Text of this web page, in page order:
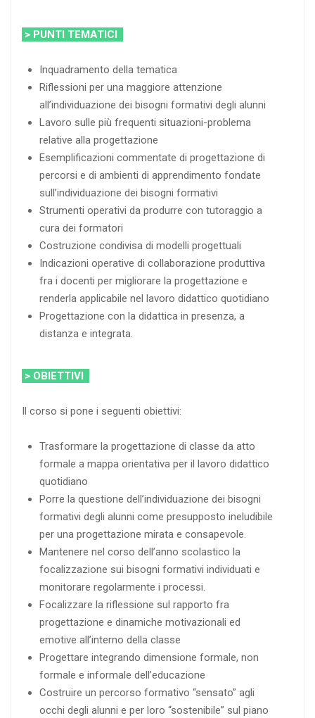
> PUNTI TEMATICI
Inquadramento della tematica
Riflessioni per una maggiore attenzione
all’individuazione dei bisogni formativi degli alunni
Lavoro sulle più frequenti situazioni-problema
relative alla progettazione
Esemplificazioni commentate di progettazione di
percorsi e di ambienti di apprendimento fondate
sull’individuazione dei bisogni formativi
Strumenti operativi da produrre con tutoraggio a
cura dei formatori
Costruzione condivisa di modelli progettuali
Indicazioni operative di collaborazione produttiva
fra i docenti per migliorare la progettazione e
renderla applicabile nel lavoro didattico quotidiano
Progettazione con la didattica in presenza, a
distanza e integrata.
> OBIETTIVI
Il corso si pone i seguenti obiettivi:
Trasformare la progettazione di classe da atto
formale a mappa orientativa per il lavoro didattico
quotidiano
Porre la questione dell’individuazione dei bisogni
formativi degli alunni come presupposto ineludibile
per una progettazione mirata e consapevole.
Mantenere nel corso dell’anno scolastico la
focalizzazione sui bisogni formativi individuati e
monitorare regolarmente i processi.
Focalizzare la riflessione sul rapporto fra
progettazione e dinamiche motivazionali ed
emotive all’interno della classe
Progettare integrando dimensione formale, non
formale e informale dell’educazione
Costruire un percorso formativo “sensato” agli
occhi degli alunni e per loro “sostenibile” sul piano